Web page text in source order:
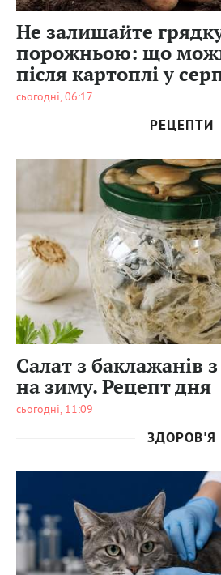
Не залишайте
порожньою: що
після картоплі у
сьогодні, 06:17
РЕЦЕПТИ
Салат з баклажанів
на зиму. Рецепт дня
сьогодні, 11:09
ЗДОРОВ'Я